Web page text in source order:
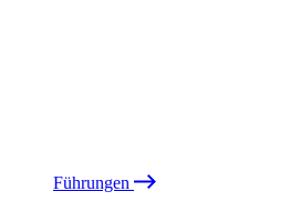
Führungen